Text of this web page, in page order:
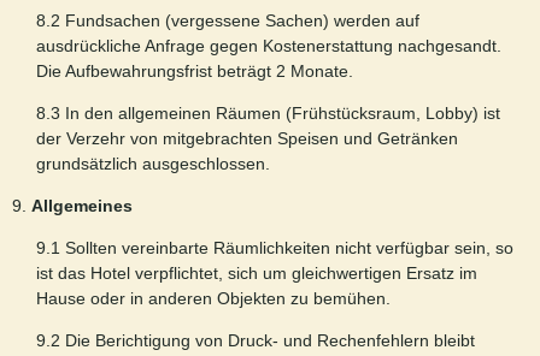
8.2 Fundsachen (vergessene Sachen) werden auf
ausdrückliche Anfrage gegen Kostenerstattung nachgesandt.
Die Aufbewahrungsfrist beträgt 2 Monate.
8.3 In den allgemeinen Räumen (Frühstücksraum, Lobby) ist
der Verzehr von mitgebrachten Speisen und Getränken
grundsätzlich ausgeschlossen.
9. Allgemeines
9.1 Sollten vereinbarte Räumlichkeiten nicht verfügbar sein, so
ist das Hotel verpflichtet, sich um gleichwertigen Ersatz im
Hause oder in anderen Objekten zu bemühen.
9.2 Die Berichtigung von Druck- und Rechenfehlern bleibt